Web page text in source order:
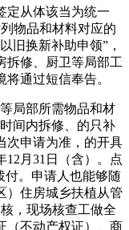
从体该当为统一
物品和材料对应的
旧换新补助申领”，
拆修、厨卫等局部工
通过短信奉告。
局部所需物品和材
间内拆修、的只补
次申请为准，的开具
12月31日（含）。点
付。申请人也能够随
）住房城乡扶植从管
，现场核查工做全
（不动产权证）、商